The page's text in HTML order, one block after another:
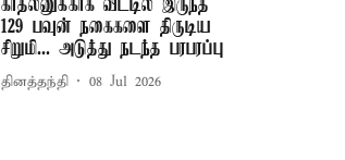
காதலனுக்காக வீட்டில் இருந்த
129 பவுன் நகைகளை திருடிய
சிறுமி... அடுத்து நடந்த பரபரப்பு
தினத்தந்தி 08 Jul 2026